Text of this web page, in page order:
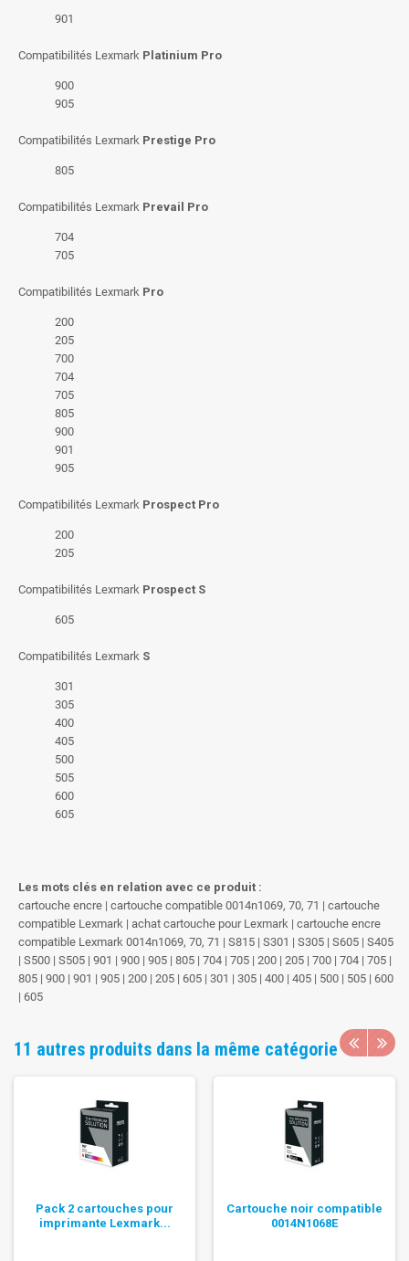
901
Compatibilités Lexmark Platinium Pro
900
905
Compatibilités Lexmark Prestige Pro
805
Compatibilités Lexmark Prevail Pro
704
705
Compatibilités Lexmark Pro
200
205
700
704
705
805
900
901
905
Compatibilités Lexmark Prospect Pro
200
205
Compatibilités Lexmark Prospect S
605
Compatibilités Lexmark S
301
305
400
405
500
505
600
605
Les mots clés en relation avec ce produit :
cartouche encre | cartouche compatible 0014n1069, 70, 71 | cartouche
compatible Lexmark | achat cartouche pour Lexmark | cartouche encre
compatible Lexmark 0014n1069, 70, 71 | S815 | S301 | S305 | S605 | S405
| S500 | S505 | 901 | 900 | 905 | 805 | 704 | 705 | 200 | 205 | 700 | 704 | 705 |
805 | 900 | 901 | 905 | 200 | 205 | 605 | 301 | 305 | 400 | 405 | 500 | 505 | 600
| 605
11 autres produits dans la même catégorie
Pack 2 cartouches pour
imprimante Lexmark...
Cartouche noir compatible
0014N1068E